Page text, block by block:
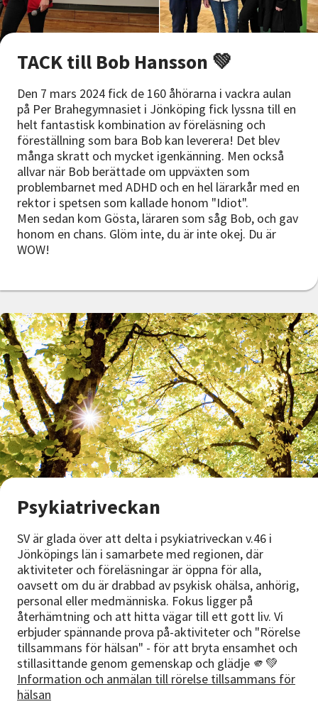
TACK till Bob Hansson 💚
Den 7 mars 2024 fick de 160 åhörarna i vackra aulan
på Per Brahegymnasiet i Jönköping fick lyssna till en
helt fantastisk kombination av föreläsning och
föreställning som bara Bob kan leverera! Det blev
många skratt och mycket igenkänning. Men också
allvar när Bob berättade om uppväxten som
problembarnet med ADHD och en hel lärarkår med en
rektor i spetsen som kallade honom "Idiot".
Men sedan kom Gösta, läraren som såg Bob, och gav
honom en chans. Glöm inte, du är inte okej. Du är
WOW!
Psykiatriveckan
SV är glada över att delta i psykiatriveckan v.46 i
Jönköpings län i samarbete med regionen, där
aktiviteter och föreläsningar är öppna för alla,
oavsett om du är drabbad av psykisk ohälsa, anhörig,
personal eller medmänniska. Fokus ligger på
återhämtning och att hitta vägar till ett gott liv. Vi
erbjuder spännande prova på-aktiviteter och "Rörelse
tillsammans för hälsan" - för att bryta ensamhet och
stillasittande genom gemenskap och glädje 🫵💚
Information och anmälan till rörelse tillsammans för
hälsan